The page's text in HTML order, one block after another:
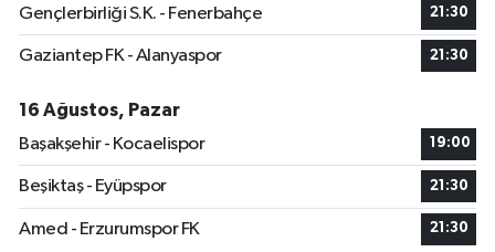
Gençlerbirliği S.K. - Fenerbahçe 21:30
Gaziantep FK - Alanyaspor 21:30
16 Ağustos, Pazar
Başakşehir - Kocaelispor
19:00
Beşiktaş - Eyüpspor 21:30
Amed - Erzurumspor FK 21:30